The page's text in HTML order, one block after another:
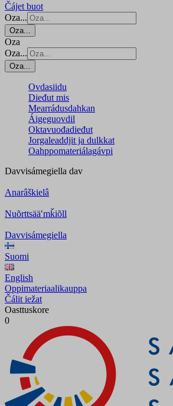
Čájet buot
Oza...
Oza...
Oza
Oza...
Oza...
Ovdasiidu
Dieđut mis
Mearrádusdahkan
Áigeguovdil
Oktavuođadieđut
Jorgaleaddjit ja dulkkat
Oahppomateriálagávpi
Davvisámegiella dav
Anarâškielâ
Nuõrttsääʹmǩiõll
Davvisámegiella
Suomi
English
Oppimateriaalikauppa
Čálit iežat
Oasttuskore
0